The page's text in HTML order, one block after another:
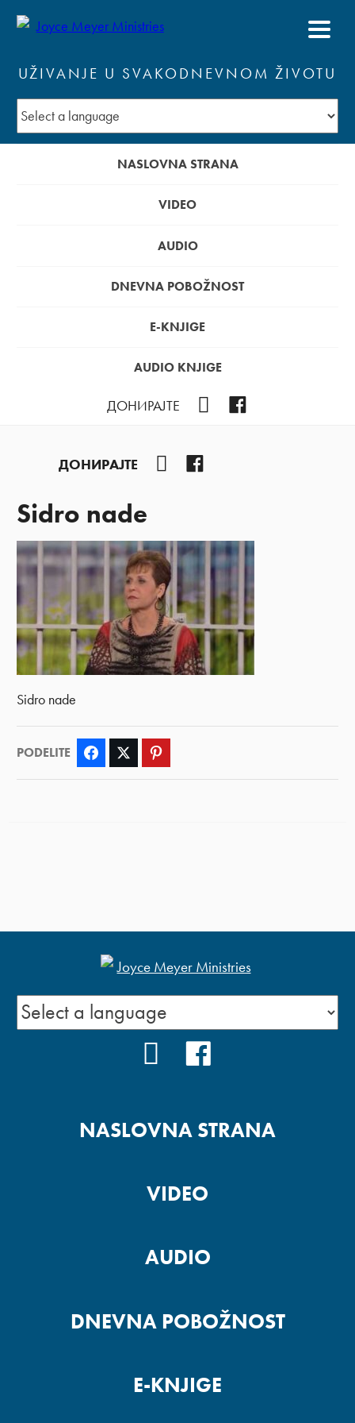
UŽIVANJE U SVAKODNEVNOM ŽIVOTU
NASLOVNA STRANA
VIDEO
AUDIO
DNEVNA POBOŽNOST
E-KNJIGE
AUDIO KNJIGE
ДОНИРАЈТЕ YouTube
ДОНИРАЈТЕ YouTube
Sidro nade
Sidro nade
PODELITE Facebook Twitter
YOUTUBE
NASLOVNA STRANA
VIDEO
AUDIO
DNEVNA POBOŽNOST
E-KNJIGE